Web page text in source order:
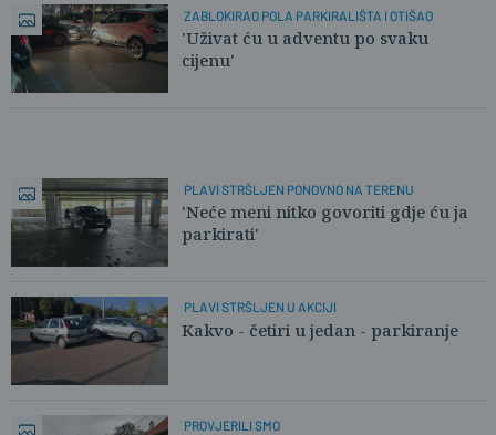
ZABLOKIRAO POLA PARKIRALIŠTA I OTIŠAO
'Uživat ću u adventu po svaku
cijenu'
PLAVI STRŠLJEN PONOVNO NA TERENU
'Neće meni nitko govoriti gdje ću ja
parkirati'
PLAVI STRŠLJEN U AKCIJI
Kakvo - četiri u jedan - parkiranje
PROVJERILI SMO